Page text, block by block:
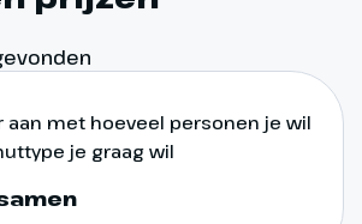
en de
Rond 11:00 uur meren we
van elkaar en wensen je
wel thuis.
aan met hoeveel personen je wil
je graag wil